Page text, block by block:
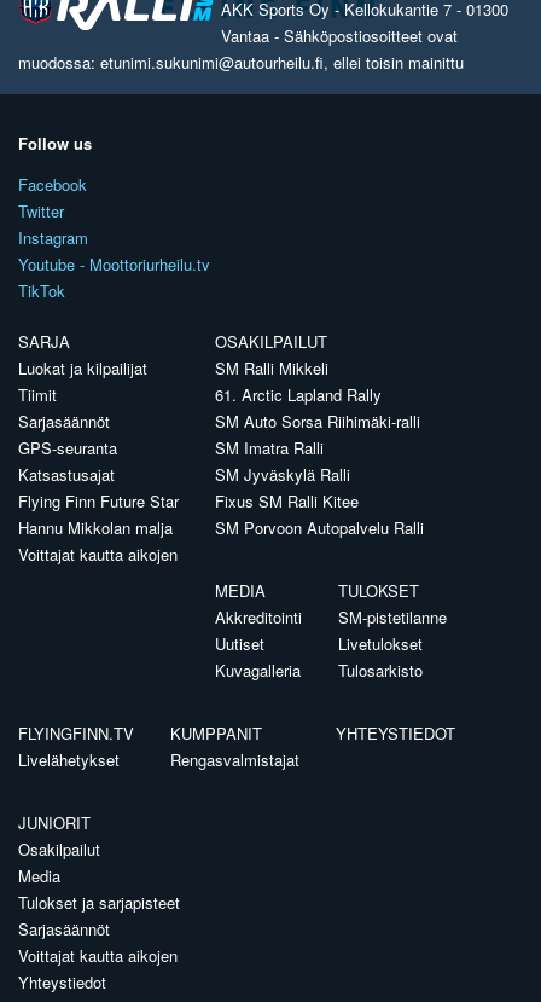
AKK Sports Oy - Kellokukantie 7 - 01300
Vantaa - Sähköpostiosoitteet ovat
muodossa: etunimi.sukunimi@autourheilu.fi, ellei toisin mainittu
Follow us
Facebook
Twitter
Instagram
Youtube - Moottoriurheilu.tv
TikTok
SARJA
Luokat ja kilpailijat
Tiimit
Sarjasäännöt
GPS-seuranta
Katsastusajat
Flying Finn Future Star
Hannu Mikkolan malja
Voittajat kautta aikojen
OSAKILPAILUT
SM Ralli Mikkeli
61. Arctic Lapland Rally
SM Auto Sorsa Riihimäki-ralli
SM Imatra Ralli
SM Jyväskylä Ralli
Fixus SM Ralli Kitee
SM Porvoon Autopalvelu Ralli
MEDIA
Akkreditointi
Uutiset
Kuvagalleria
TULOKSET
SM-pistetilanne
Livetulokset
Tulosarkisto
FLYINGFINN.TV
Livelähetykset
KUMPPANIT
Rengasvalmistajat
YHTEYSTIEDOT
JUNIORIT
Osakilpailut
Media
Tulokset ja sarjapisteet
Sarjasäännöt
Voittajat kautta aikojen
Yhteystiedot